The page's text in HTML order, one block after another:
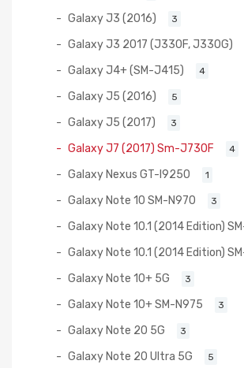
Galaxy J3 (2016) 3
Galaxy J3 2017 (J330F, J330G)
Galaxy J4+ (SM-J415) 4
Galaxy J5 (2016) 5
Galaxy J5 (2017) 3
Galaxy J7 (2017) Sm-J730F 4
Galaxy Nexus GT-I9250 1
Galaxy Note 10 SM-N970 3
Galaxy Note 10.1 (2014 Edition)
Galaxy Note 10.1 (2014 Edition)
Galaxy Note 10+ 5G 3
Galaxy Note 10+ SM-N975 3
Galaxy Note 20 5G 3
Galaxy Note 20 Ultra 5G 5